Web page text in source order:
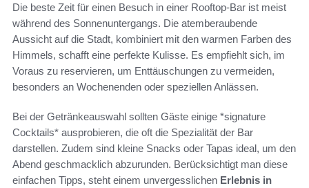
Die beste Zeit für einen Besuch in einer Rooftop-Bar ist meist
während des Sonnenuntergangs. Die atemberaubende
Aussicht auf die Stadt, kombiniert mit den warmen Farben des
Himmels, schafft eine perfekte Kulisse. Es empfiehlt sich, im
Voraus zu reservieren, um Enttäuschungen zu vermeiden,
besonders an Wochenenden oder speziellen Anlässen.
Bei der Getränkeauswahl sollten Gäste einige *signature
Cocktails* ausprobieren, die oft die Spezialität der Bar
darstellen. Zudem sind kleine Snacks oder Tapas ideal, um den
Abend geschmacklich abzurunden. Berücksichtigt man diese
einfachen Tipps, steht einem unvergesslichen Erlebnis in